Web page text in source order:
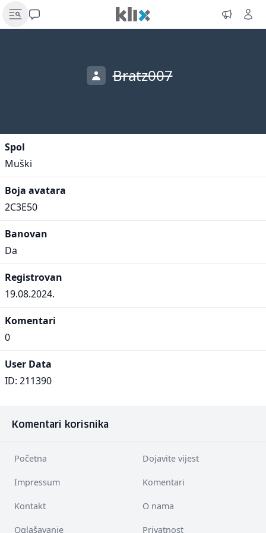
Bratz007
Spol
Muški
Boja avatara
2C3E50
Banovan
Da
Registrovan
19.08.2024.
Komentari
0
User Data
ID: 211390
Komentari korisnika
Početna Dojavite vijest
Impressum Komentari
Kontakt O nama
Oglašavanje Privatnost